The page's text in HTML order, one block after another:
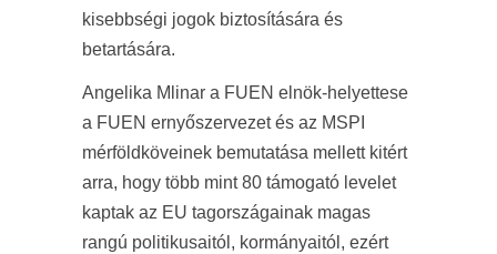
kisebbségi jogok biztosítására és
betartására.
Angelika Mlinar a FUEN elnök-helyettese
a FUEN ernyőszervezet és az MSPI
mérföldköveinek bemutatása mellett kitért
arra, hogy több mint 80 támogató levelet
kaptak az EU tagországainak magas
rangú politikusaitól, kormányaitól, ezért